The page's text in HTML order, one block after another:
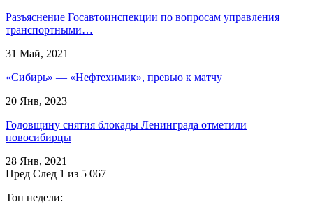
Разъяснение Госавтоинспекции по вопросам управления
транспортными…
31 Май, 2021
«Сибирь» — «Нефтехимик», превью к матчу
20 Янв, 2023
Годовщину снятия блокады Ленинграда отметили
новосибирцы
28 Янв, 2021
Пред След 1 из 5 067
Топ недели: